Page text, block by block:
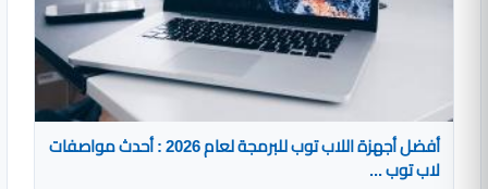
أفضل أجهزة اللاب توب للبرمجة لعام 2026 : أحدث مواصفات
لاب توب ...